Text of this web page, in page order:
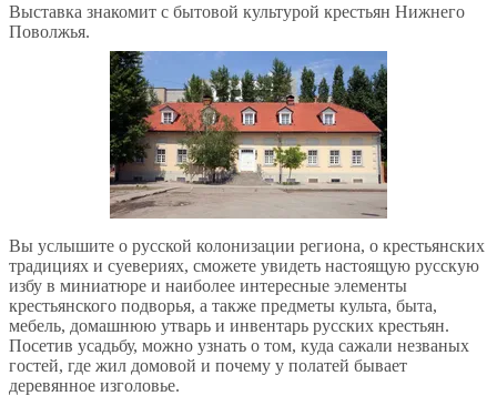
Выставка знакомит с бытовой культурой крестьян Нижнего
Поволжья.
Вы услышите о русской колонизации региона, о крестьянских
традициях и суевериях, сможете увидеть настоящую русскую
избу в миниатюре и наиболее интересные элементы
крестьянского подворья, а также предметы культа, быта,
мебель, домашнюю утварь и инвентарь русских крестьян.
Посетив усадьбу, можно узнать о том, куда сажали незваных
гостей, где жил домовой и почему у полатей бывает
деревянное изголовье.